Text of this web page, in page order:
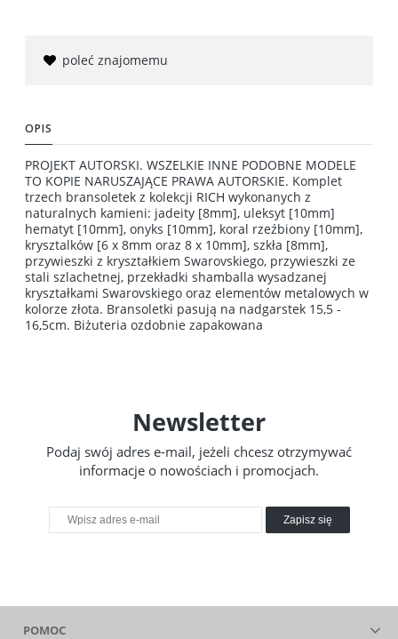
poleć znajomemu
OPIS
PROJEKT AUTORSKI. WSZELKIE INNE PODOBNE MODELE
TO KOPIE NARUSZAJĄCE PRAWA AUTORSKIE. Komplet
trzech bransoletek z kolekcji RICH wykonanych z
naturalnych kamieni: jadeity [8mm], uleksyt [10mm]
hematyt [10mm], onyks [10mm], koral rzeźbiony [10mm],
krysztalków [6 x 8mm oraz 8 x 10mm], szkła [8mm],
przywieszki z kryształkiem Swarovskiego, przywieszki ze
stali szlachetnej, przekładki shamballa wysadzanej
kryształkami Swarovskiego oraz elementów metalowych w
kolorze złota. Bransoletki pasują na nadgarstek 15,5 -
16,5cm. Biżuteria ozdobnie zapakowana
Newsletter
Podaj swój adres e-mail, jeżeli chcesz otrzymywać
informacje o nowościach i promocjach.
Zapisz się
POMOC